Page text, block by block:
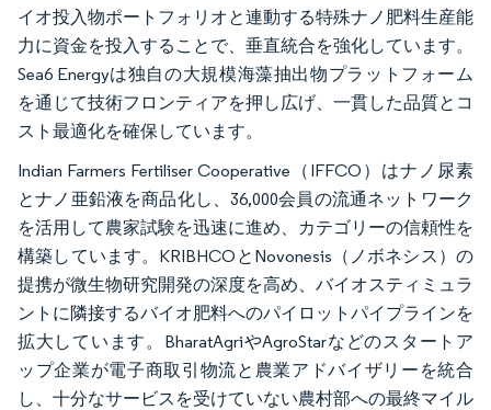
イオ投入物ポートフォリオと連動する特殊ナノ肥料生産能
力に資金を投入することで、垂直統合を強化しています。
Sea6 Energyは独自の大規模海藻抽出物プラットフォーム
を通じて技術フロンティアを押し広げ、一貫した品質とコ
スト最適化を確保しています。
Indian Farmers Fertiliser Cooperative（IFFCO）はナノ尿素
とナノ亜鉛液を商品化し、36,000会員の流通ネットワーク
を活用して農家試験を迅速に進め、カテゴリーの信頼性を
構築しています。KRIBHCOとNovonesis（ノボネシス）の
提携が微生物研究開発の深度を高め、バイオスティミュラ
ントに隣接するバイオ肥料へのパイロットパイプラインを
拡大しています。BharatAgriやAgroStarなどのスタートア
ップ企業が電子商取引物流と農業アドバイザリーを統合
し、十分なサービスを受けていない農村部への最終マイル